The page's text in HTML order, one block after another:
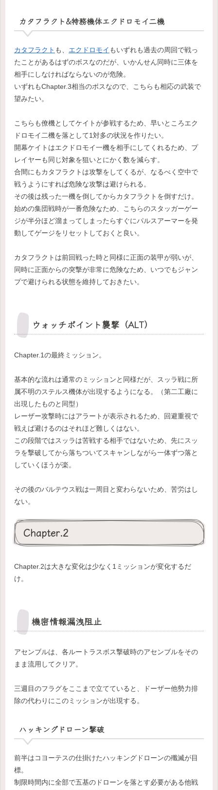
カタフラクト&特務機体エクドロモイ二機
カタフラクト も、 エクドロモイ もいずれも過去の周回で戦っ
たことがあるはずのボスなのだが、いかんせん同時に三体を
相手にしなければならないのが危険。
いずれもChapter.3相当のボスなので、こちらも相応の武装で
望みたい。
こちらも僚機としてケイトが参戦するため、早いところエク
ドロモイ二機を落として1対多の状況を作りたい。
開幕ケイトはエクドロモイ一機を相手にしてくれるため、プ
レイヤーも同じ対象を狙いとにかく数を減らす。
合間にもカタフラクトは攻撃をしてくるが、なるべく空中で
戦うようにすれば危険な攻撃は避けられる。
その後は残った一機を倒してからカタフラクトを倒すだけ。
始めの集団戦時が一番危険なため、こちらのスタッガーゲー
ジが半分ほど溜まってしまったらすぐにパルスアーマーを発
動してゲージをリセットしておくと良い。
カタフラクトは前回戦った時と同様に正面の装甲が弱いが、
同時に正面からの突撃が非常に危険なため、いつでもジャン
プで避けられる状態を維持しておきたい。
ウォッチポイント襲撃（ALT）
Chapter.1の最終ミッション。
基本的な流れは通常のミッションと同様だが、スッラ戦に所
属不明のステルス機体が出現するようになる。（第二工廠に
出現したものと同型）
レーザー攻撃時にはアラートが表示されるため、回避重視で
戦えば避けるのはそれほど難しくはない。
この段階ではスッラは苦戦する相手ではないため、先にスッ
ラを撃破してから落ちついてスキャンしながら一体ずつ落と
していくほうが楽。
その後のバルテウス戦は一周目と変わらないため、苦労はし
ない。
Chapter.2
Chapter.2は大きな変化は少なく1ミッションが変化するだ
け。
機密情報漏洩阻止
アセンブルは、各ルートラスボス撃破時のアセンブルをその
まま流用してクリア。
三週目のフラグをここまで立てていると、ドーザー他勢力排
除の代わりにこのミッションが出現する。
ハッキングドローン撃破
前半はコヨーテスの仕掛けたハッキングドローンの殲滅が目
標。
制限時間内に全部で五基のドローンを落とす必要がある他戦